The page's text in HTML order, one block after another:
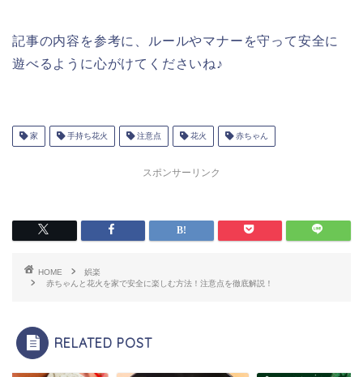
記事の内容を参考に、ルールやマナーを守って安全に
遊べるように心がけてくださいね♪
家 手持ち花火 注意点 花火 赤ちゃん
スポンサーリンク
HOME
娯楽
赤ちゃんと花火を家で安全に楽しむ方法！注意点を徹底解説！
RELATED POST